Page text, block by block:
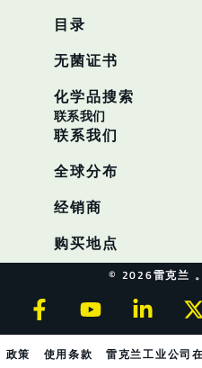
目录
无菌证书
化学品搜索
联系我们
联系我们
全球分布
经销商
购买地点
© 2026雷克兰
政策 使用条款 雷克兰工业公司